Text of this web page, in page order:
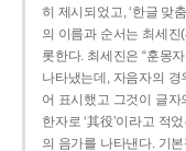
히 제시되었고, ‘한글 맞
의 이름과 순서는 최세진
롯한다. 최세진은 “훈몽
나타냈는데, 자음자의 경
어 표시했고 그것이 글자
한자로 ‘其役’이라고 적
의 음가를 나타낸다. 기